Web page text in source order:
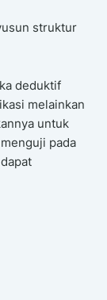
struktur
deduktif
melainkan
untuk
pada